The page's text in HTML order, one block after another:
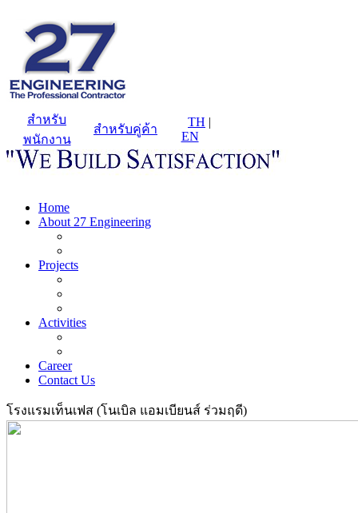
สำหรับ
พนักงาน
สำหรับคู่ค้า
TH |
EN
Home
About 27 Engineering
Projects
Activities
Career
Contact Us
โรงแรมเท็นเฟส (โนเบิล แอมเบียนส์ ร่วมฤดี)